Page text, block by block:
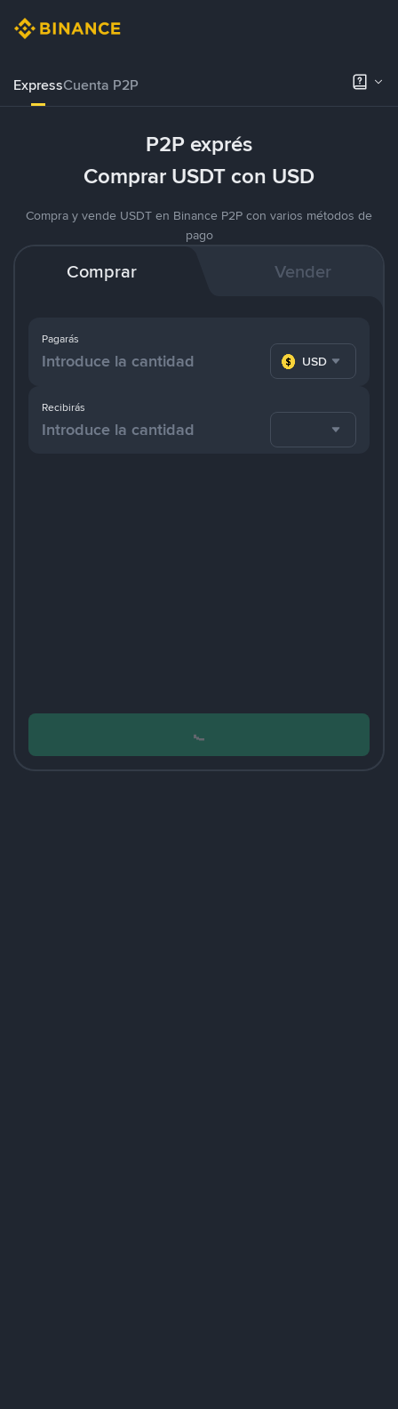
ExpressCuenta P2P
P2P exprés
Comprar USDT con USD
Compra y vende USDT en Binance P2P con varios métodos de
pago
Comprar Vender
Pagarás
USD
Recibirás